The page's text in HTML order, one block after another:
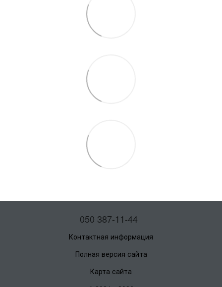
050 387-11-44
Контактная информация
Полная версия сайта
Карта сайта